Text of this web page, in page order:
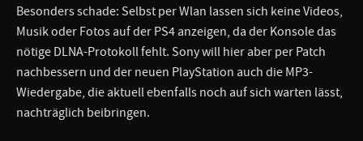
Besonders schade: Selbst per Wlan lassen sich keine Videos,
Musik oder Fotos auf der PS4 anzeigen, da der Konsole das
nötige DLNA-Protokoll fehlt. Sony will hier aber per Patch
nachbessern und der neuen PlayStation auch die MP3-
Wiedergabe, die aktuell ebenfalls noch auf sich warten lässt,
nachträglich beibringen.